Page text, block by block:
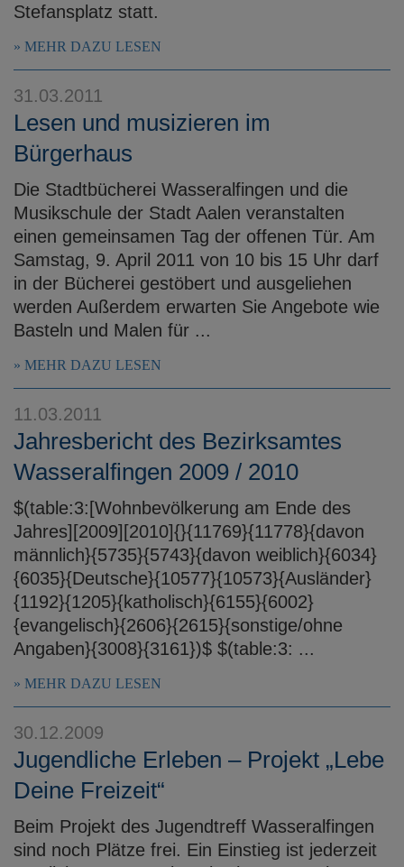
Stefansplatz statt.
MEHR DAZU LESEN
31.03.2011
Lesen und musizieren im
Bürgerhaus
Die Stadtbücherei Wasseralfingen und die
Musikschule der Stadt Aalen veranstalten
einen gemeinsamen Tag der offenen Tür. Am
Samstag, 9. April 2011 von 10 bis 15 Uhr darf
in der Bücherei gestöbert und ausgeliehen
werden Außerdem erwarten Sie Angebote wie
Basteln und Malen für ...
MEHR DAZU LESEN
11.03.2011
Jahresbericht des Bezirksamtes
Wasseralfingen 2009 / 2010
$(table:3:[Wohnbevölkerung am Ende des
Jahres][2009][2010]{}{11769}{11778}{davon
männlich}{5735}{5743}{davon weiblich}{6034}
{6035}{Deutsche}{10577}{10573}{Ausländer}
{1192}{1205}{katholisch}{6155}{6002}
{evangelisch}{2606}{2615}{sonstige/ohne
Angaben}{3008}{3161})$ $(table:3: ...
MEHR DAZU LESEN
30.12.2009
Jugendliche Erleben – Projekt „Lebe
Deine Freizeit“
Beim Projekt des Jugendtreff Wasseralfingen
sind noch Plätze frei. Ein Einstieg ist jederzeit